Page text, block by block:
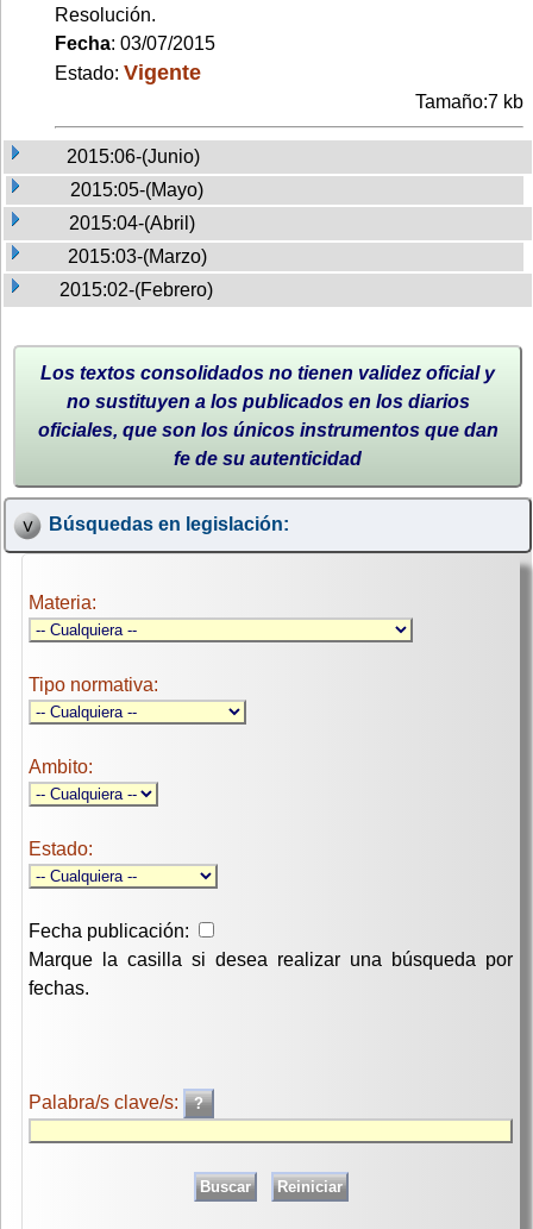
Resolución.
Fecha: 03/07/2015
Estado: Vigente
Tamaño:7 kb
2015:06-(Junio)
2015:05-(Mayo)
2015:04-(Abril)
2015:03-(Marzo)
2015:02-(Febrero)
Los textos consolidados no tienen validez oficial y
no sustituyen a los publicados en los diarios
oficiales, que son los únicos instrumentos que dan
fe de su autenticidad
Búsquedas en legislación:
Materia:
Tipo normativa:
Ambito:
Estado:
Fecha publicación:
Marque la casilla si desea realizar una búsqueda por
fechas.
Palabra/s clave/s: